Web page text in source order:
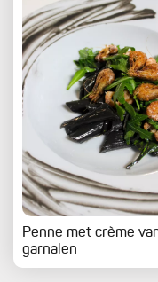
Penne met crème
garnalen